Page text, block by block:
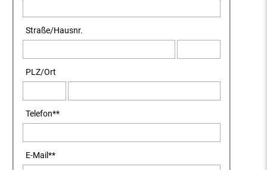
Straße/Hausnr.
PLZ/Ort
Telefon**
E-Mail**